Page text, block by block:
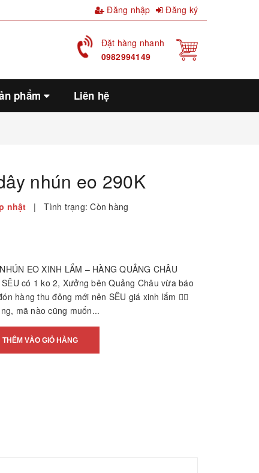
Đăng nhập Đăng ký
Đặt hàng nhanh
0982994149
phẩm Liên hệ
nhún eo 290K
nhật | Tình trạng: Còn hàng
EO XINH LẮM – HÀNG QUẢNG CHÂU
SÊU có 1 ko 2, Xưởng bên Quảng Châu vừa báo
hàng thu đông mới nên SÊU giá xinh lắm 👉🏻
mã nào cũng muốn...
THÊM VÀO GIỎ HÀNG